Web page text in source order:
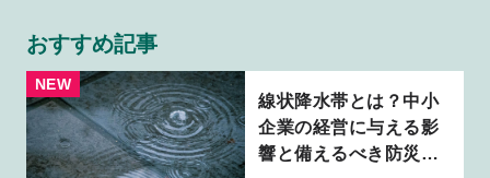
おすすめ記事
線状降水帯とは？中小
企業の経営に与える影
響と備えるべき防災・